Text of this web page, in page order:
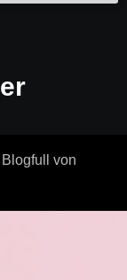
Blogfull
von